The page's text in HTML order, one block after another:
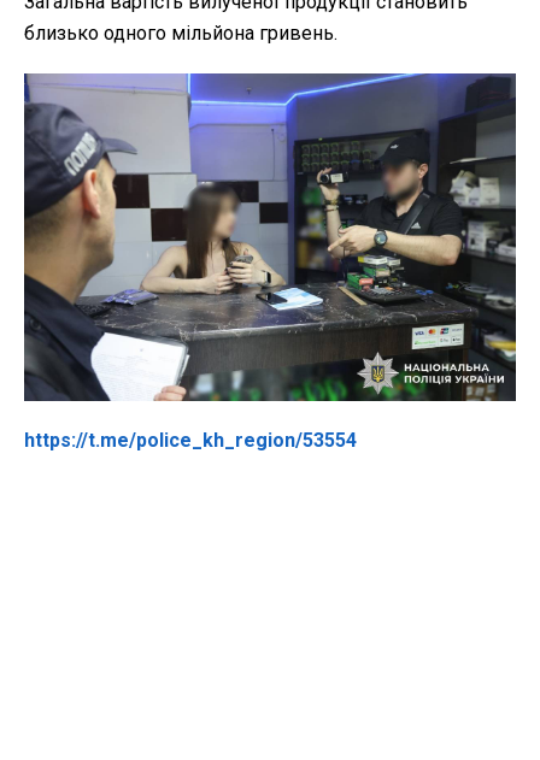
близько одного мільйона гривень.
https://t.me/police_kh_region/53554